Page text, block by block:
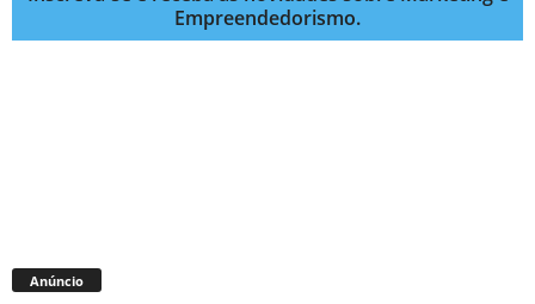
Empreendedorismo.
Anúncio